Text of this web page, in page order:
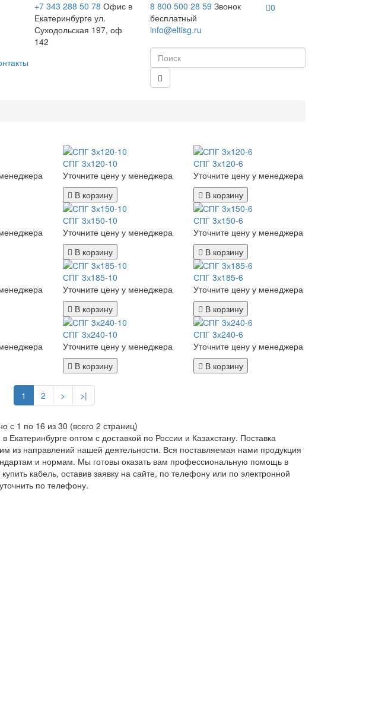
+7 343 288 50 78 Офис в
Екатеринбурге ул.
Суходольская 197, оф
142
8 800 500 28 59 Звонок
бесплатный
info@eltisg.ru
0
СПГ 3х120-10
Уточните цену у менеджера
В корзину
СПГ 3х120-6
Уточните цену у менеджера
В корзину
СПГ 3х150-10
Уточните цену у менеджера
В корзину
СПГ 3х150-6
Уточните цену у менеджера
В корзину
СПГ 3х185-10
Уточните цену у менеджера
В корзину
СПГ 3х185-6
Уточните цену у менеджера
В корзину
СПГ 3х240-10
Уточните цену у менеджера
В корзину
СПГ 3х240-6
Уточните цену у менеджера
В корзину
1 2 > >|
с 1 по 16 из 30 (всего 2 страниц)
оптом с доставкой по России и Казахстану. Поставка
из направлений нашей деятельности. Вся поставляемая нами продукция
и нормам. Мы готовы оказать вам профессиональную помощь в
кабель, оставив заявку на сайте, по телефону или по электронной
по телефону.